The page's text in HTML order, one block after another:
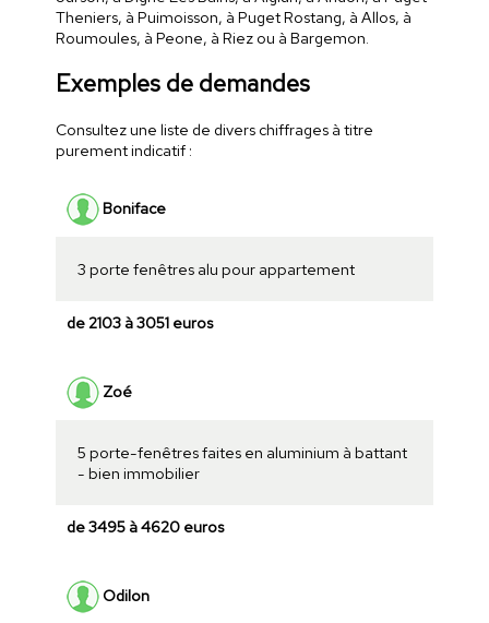
Theniers, à Puimoisson, à Puget Rostang, à Allos, à
Roumoules, à Peone, à Riez ou à Bargemon.
Exemples de demandes
Consultez une liste de divers chiffrages à titre
purement indicatif :
Boniface
3 porte fenêtres alu pour appartement
de 2103 à 3051 euros
Zoé
5 porte-fenêtres faites en aluminium à battant
- bien immobilier
de 3495 à 4620 euros
Odilon